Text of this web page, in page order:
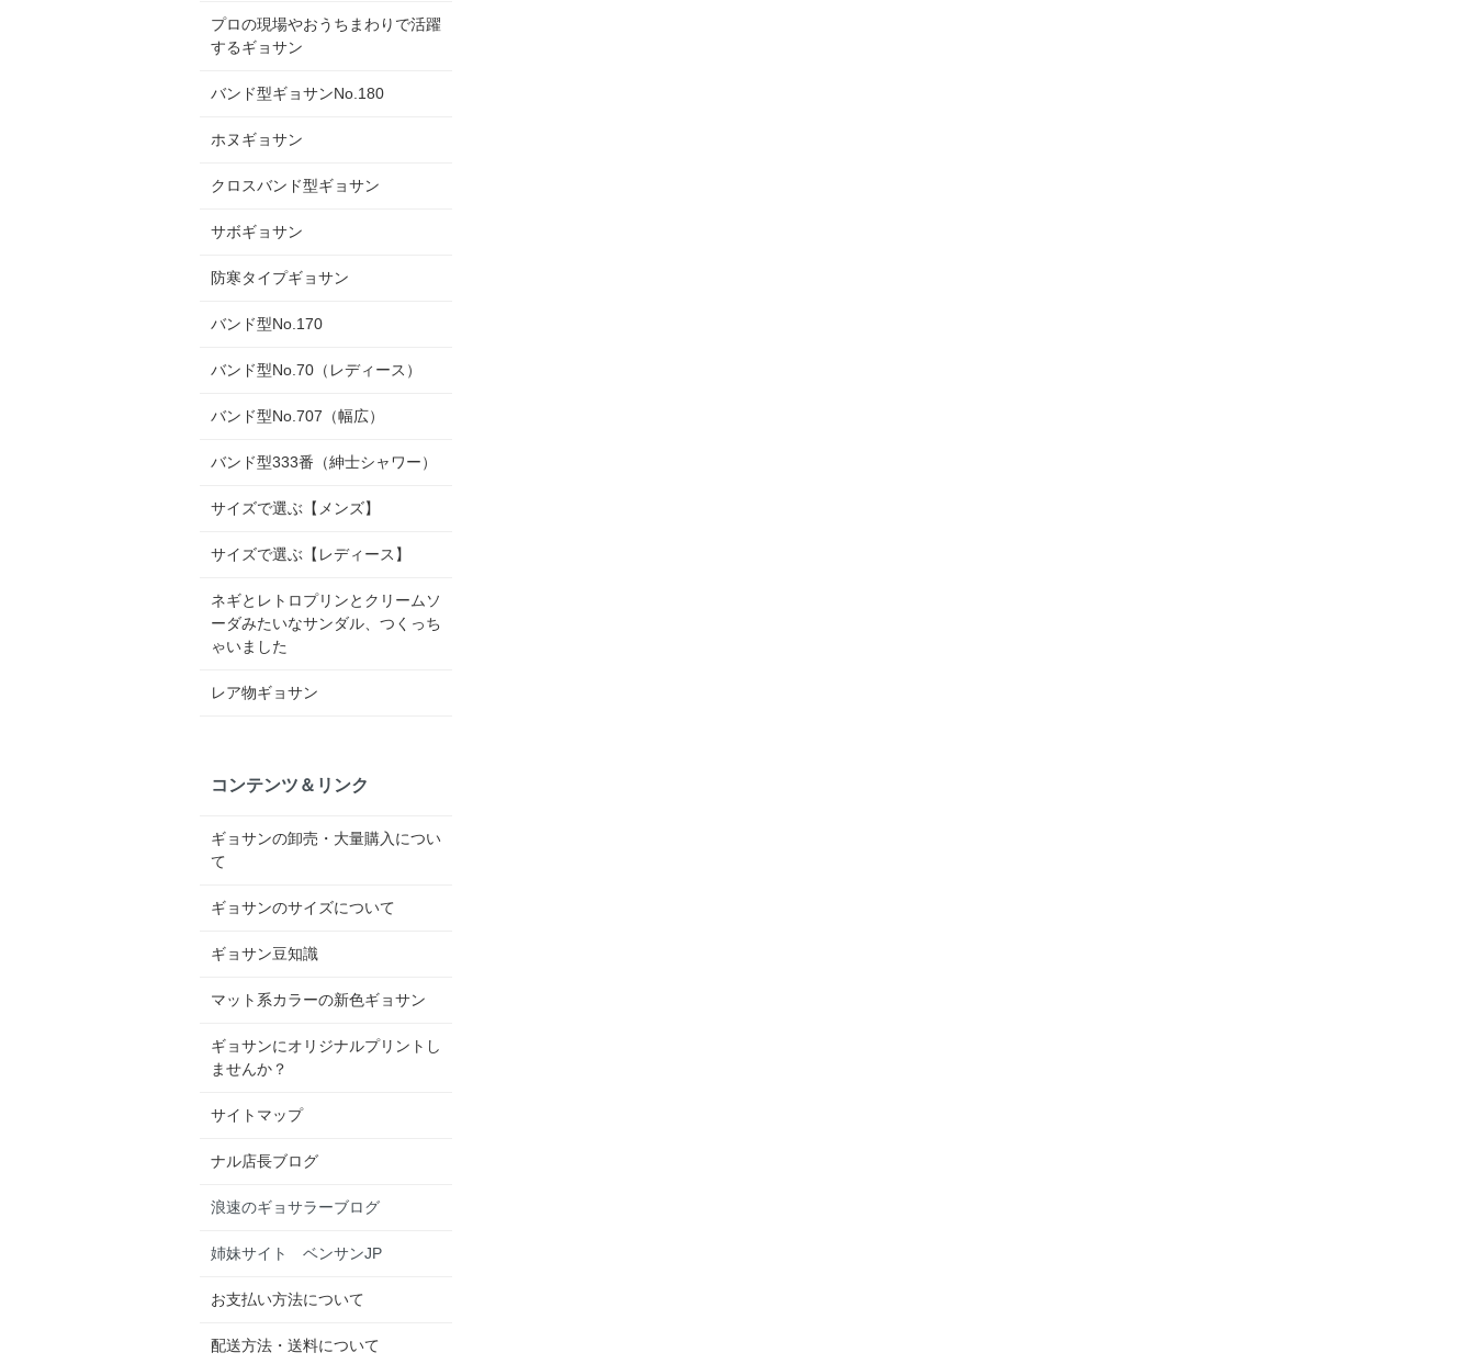
プロの現場やおうちまわりで活躍
するギョサン
バンド型ギョサンNo.180
ホヌギョサン
クロスバンド型ギョサン
サボギョサン
防寒タイプギョサン
バンド型No.170
バンド型No.70（レディース）
バンド型No.707（幅広）
バンド型333番（紳士シャワー）
サイズで選ぶ【メンズ】
サイズで選ぶ【レディース】
ネギとレトロプリンとクリームソ
ーダみたいなサンダル、つくっち
ゃいました
レア物ギョサン
コンテンツ＆リンク
ギョサンの卸売・大量購入につい
て
ギョサンのサイズについて
ギョサン豆知識
マット系カラーの新色ギョサン
ギョサンにオリジナルプリントし
ませんか？
サイトマップ
ナル店長ブログ
浪速のギョサラーブログ
姉妹サイト ベンサンJP
お支払い方法について
配送方法・送料について